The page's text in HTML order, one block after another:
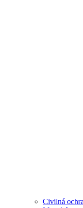
Civilná